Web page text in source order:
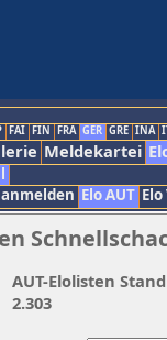
FAI FIN FRA GER GRE INA
Meldekartei
Elo AUT
AUT-Elolisten
2.303